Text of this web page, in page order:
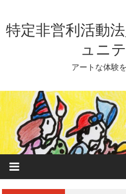
content
特定非営利活動
ュニ
アートな体験